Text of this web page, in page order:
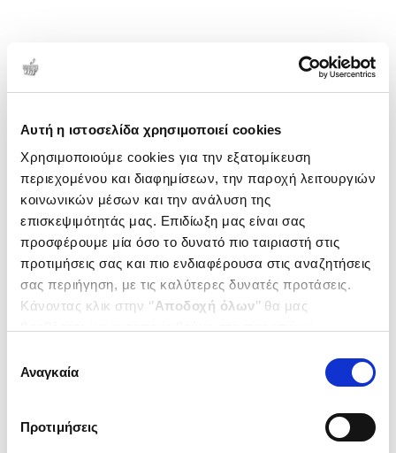
Αυτή η ιστοσελίδα χρησιμοποιεί cookies
Χρησιμοποιούμε cookies για την εξατομίκευση
περιεχομένου και διαφημίσεων, την παροχή λειτουργιών
κοινωνικών μέσων και την ανάλυση της
επισκεψιμότητάς μας. Επιδίωξη μας είναι σας
προσφέρουμε μία όσο το δυνατό πιο ταιριαστή στις
προτιμήσεις σας και πιο ενδιαφέρουσα στις αναζητήσεις
σας περιήγηση, με τις καλύτερες δυνατές προτάσεις.
Κάνοντας κλικ στην ‘’Αποδοχή όλων’’ θα μας
ενδιαφέρουν και να επιλέξετε από τα παρακάτω με την
΄΄και να ενημερωθείτε σχετικά με
συγκατάθεσης
Αναγκαία
Προτιμήσεις